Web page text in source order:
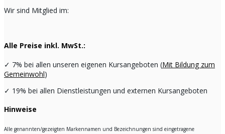
Wir sind Mitglied im:
Alle Preise inkl. MwSt.:
✓ 7% bei allen unseren eigenen Kursangeboten (Mit Bildung zum
Gemeinwohl)
✓ 19% bei allen Dienstleistungen und externen Kursangeboten
Hinweise
Alle genannten/gezeigten Markennamen und Bezeichnungen sind eingetragene